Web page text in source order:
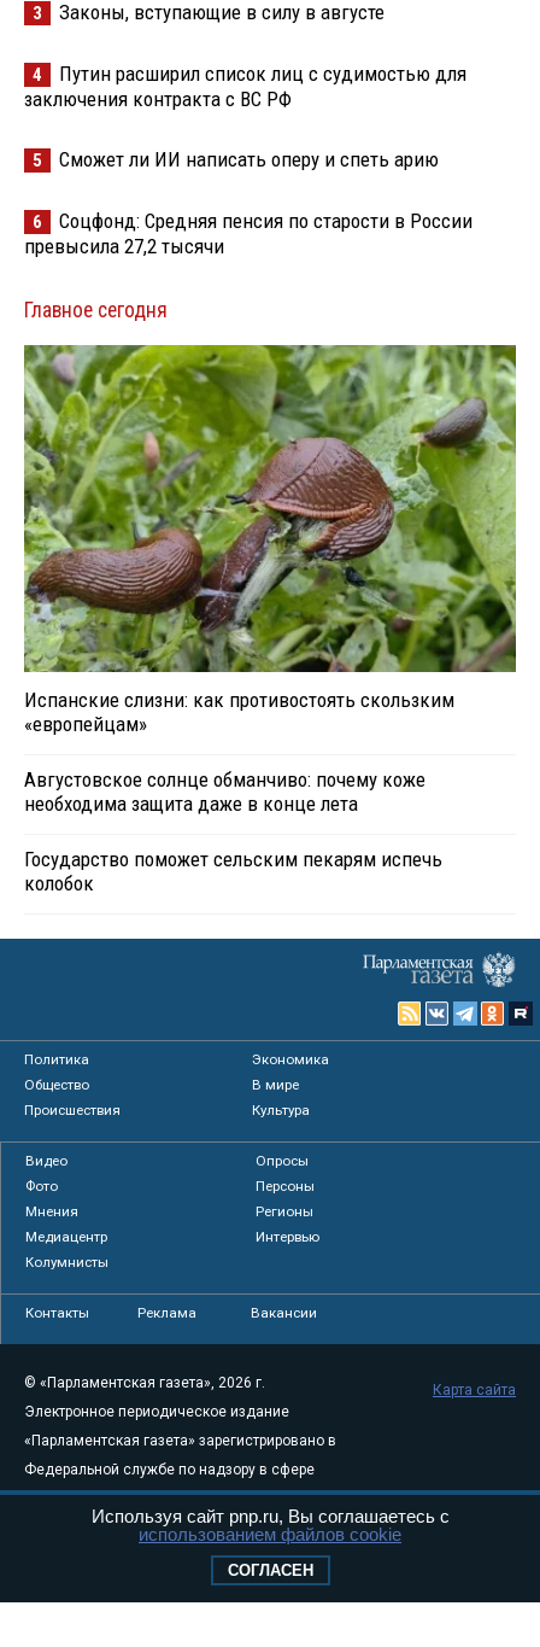
3 Законы, вступающие в силу в августе
4
Путин расширил список лиц с судимостью для
заключения контракта с ВС РФ
5 Сможет ли ИИ написать оперу и спеть арию
6
Соцфонд: Средняя пенсия по старости в России
превысила 27,2 тысячи
Главное сегодня
Испанские слизни: как противостоять скользким
«европейцам»
Августовское солнце обманчиво: почему коже
необходима защита даже в конце лета
Государство поможет сельским пекарям испечь
колобок
Политика
Экономика
Общество
В мире
Происшествия
Культура
Видео
Опросы
Фото
Персоны
Мнения
Регионы
Медиацентр
Интервью
Колумнисты
Контакты Реклама Вакансии
© «Парламентская газета», 2026 г.
Электронное периодическое издание
«Парламентская газета» зарегистрировано в
Федеральной службе по надзору в сфере
связи, информационных технологий и
массовых коммуникаций (Роскомнадзор) 05
Свидетельство о регистрации Эл № ФС77-
Карта сайта
Используя сайт pnp.ru, Вы соглашаетесь с
использованием файлов cookie
СОГЛАСЕН